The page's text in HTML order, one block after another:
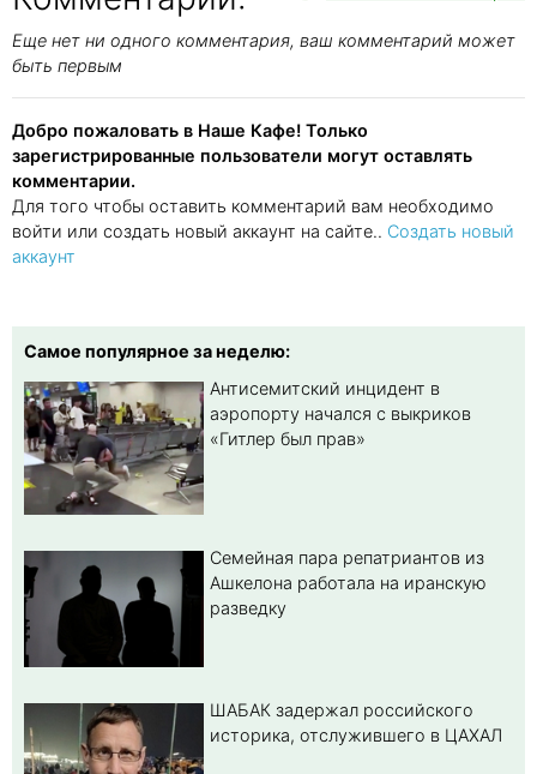
Еще нет ни одного комментария, ваш комментарий может
быть первым
Добро пожаловать в Наше Кафе! Только
зарегистрированные пользователи могут оставлять
комментарии.
Для того чтобы оставить комментарий вам необходимо
войти или создать новый аккаунт на сайте.. Создать новый
аккаунт
Самое популярное за неделю:
Антисемитский инцидент в
аэропорту начался с выкриков
«Гитлер был прав»
Семейная пара репатриантов из
Ашкелона работала на иранскую
разведку
ШАБАК задержал российского
историка, отслужившего в ЦАХАЛ